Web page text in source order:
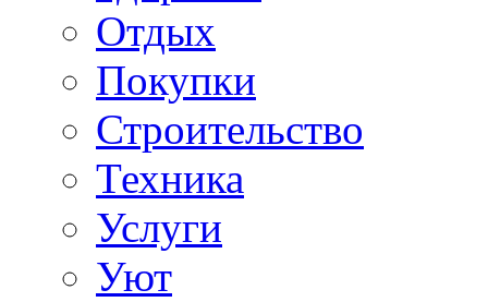
Отдых
Покупки
Строительство
Техника
Услуги
Уют